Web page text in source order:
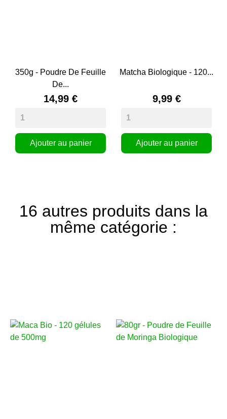
350g - Poudre De Feuille
De...
14,99 €
Ajouter au panier
Matcha Biologique - 120...
9,99 €
Ajouter au panier
16 autres produits dans la
même catégorie :